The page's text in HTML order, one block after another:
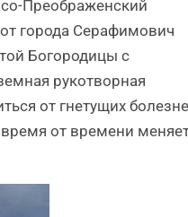
Преображенский
города Серафимович
Богородицы с
рукотворная
от гнетущих
от времени